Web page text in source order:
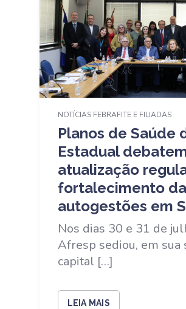
NOTÍCIAS FEBRAFITE E FILIADAS
Planos de Saúde
Estadual
atualização
fortalecimento
autogestões em
Nos dias 30 e 31 de
Afresp sediou, em sua
capital […]
LEIA MAIS